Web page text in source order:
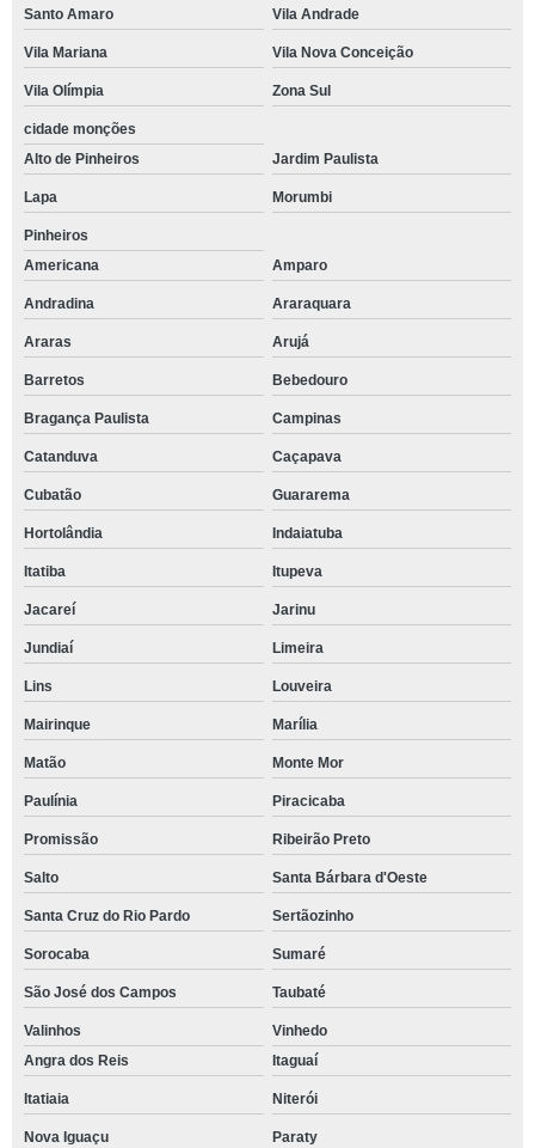
Santo Amaro Vila Andrade
Vila Mariana Vila Nova Conceição
Vila Olímpia Zona Sul
cidade monções
Alto de Pinheiros
Jardim Paulista
Lapa Morumbi
Pinheiros
Americana
Amparo
Andradina Araraquara
Araras Arujá
Barretos Bebedouro
Bragança Paulista Campinas
Catanduva Caçapava
Cubatão Guararema
Hortolândia Indaiatuba
Itatiba Itupeva
Jacareí Jarinu
Jundiaí Limeira
Lins Louveira
Mairinque Marília
Matão Monte Mor
Paulínia Piracicaba
Promissão Ribeirão Preto
Salto Santa Bárbara d'Oeste
Santa Cruz do Rio Pardo Sertãozinho
Sorocaba Sumaré
São José dos Campos Taubaté
Valinhos
Vinhedo
Angra dos Reis
Itaguaí
Itatiaia Niterói
Nova Iguaçu Paraty